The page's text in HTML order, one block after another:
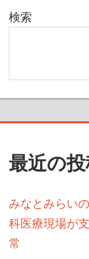
検索
最近の
みなとみらい
科医療現場が
常